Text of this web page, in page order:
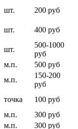
шт.
200 руб
шт. 400 руб
шт.
500-1000
руб
м.п.
500 руб
м.п.
150-200
руб
точка
100 руб
м.п.
300 руб
м.п.
300 руб